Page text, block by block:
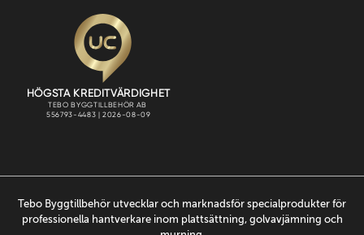
Tebo Byggtillbehör utvecklar och marknadsför specialprodukter för
professionella hantverkare inom plattsättning, golvavjämning och